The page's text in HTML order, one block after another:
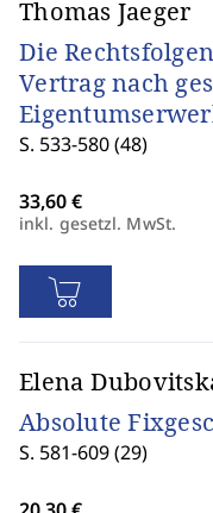
Thomas Jaeger
Die
Vertrag nach
S. 533-580 (48)
inkl. gesetzl. MwSt.
Elena
Absolute
S. 581-609 (29)